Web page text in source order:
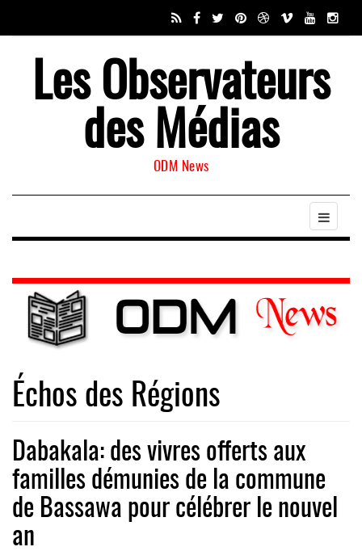
Les Observateurs
des Médias
ODM News
Échos des Régions
Dabakala: des vivres offerts aux
familles démunies de la commune
de Bassawa pour célébrer le nouvel
an